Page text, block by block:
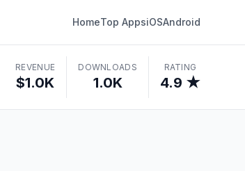
HomeTop AppsiOSAndroid
REVENUE
$1.0K
DOWNLOADS
1.0K
RATING
4.9 ★